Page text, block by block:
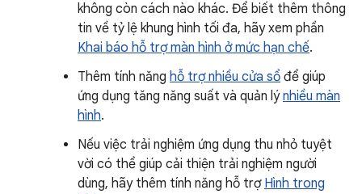
không còn cách nào khác. Để biết thêm thông
tin về tỷ lệ khung hình tối đa, hãy xem phần
Khai báo hỗ trợ màn hình ở mức hạn chế.
Thêm tính năng hỗ trợ nhiều cửa sổ để giúp
ứng dụng tăng năng suất và quản lýnhiều màn
hình.
Nếu việc trải nghiệm ứng dụng thu nhỏ tuyệt
vời có thể giúp cải thiện trải nghiệm người
dùng, hãy thêm tính năng hỗ trợ Hình trong